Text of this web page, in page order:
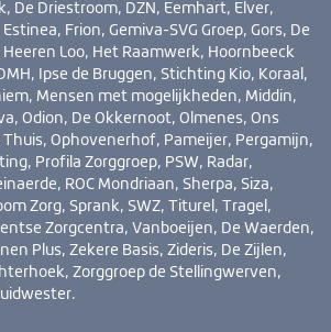
De Driestroom, DZN, Eemhart, Elver,
Frion, Gemiva-SVG Groep, Gors, De
Heeren Loo, Het Raamwerk, Hoornbeeck
Ipse de Bruggen, Stichting Kio, Koraal,
Mensen met mogelijkheden, Middin,
Odion, De Okkernoot, Olmenes, Ons
Ophovenerhof, Pameijer, Pergamijn,
Profila Zorggroep, PSW, Radar,
ROC Mondriaan, Sherpa, Siza,
Zorg, Sprank, SWZ, Titurel, Tragel,
Zorgcentra, Vanboeijen, De Waerden,
Plus, Zekere Basis, Zideris, De Zijlen,
Zorggroep de Stellingwerven,